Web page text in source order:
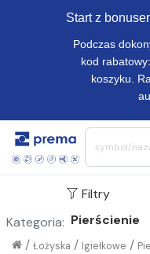
Start z
Podczas
kod rabatowy:
koszyku.
Filtry
Kategoria: Pierścienie
/
Igiełkowe
/
Łożyska
/